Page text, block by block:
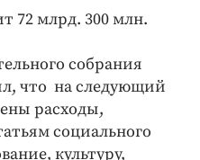
72 млрд. 300 млн.
собрания
что на следующий
расходы,
социального
культуру,